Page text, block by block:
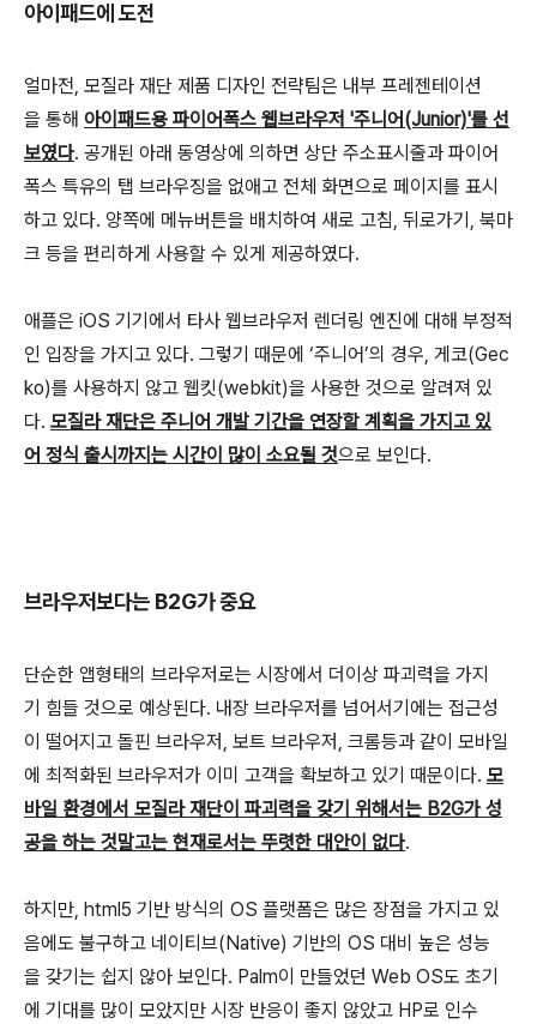
아이패드에 도전
얼마전, 모질라 재단 제품 디자인 전략팀은 내부 프레젠테이션
을 통해 아이패드용 파이어폭스 웹브라우저 '주니어(Junior)'를 선
보였다. 공개된 아래 동영상에 의하면 상단 주소표시줄과 파이어
폭스 특유의 탭 브라우징을 없애고 전체 화면으로 페이지를 표시
하고 있다. 양쪽에 메뉴버튼을 배치하여 새로 고침, 뒤로가기, 북마
크 등을 편리하게 사용할 수 있게 제공하였다.
애플은 iOS 기기에서 타사 웹브라우저 렌더링 엔진에 대해 부정적
인 입장을 가지고 있다. 그렇기 때문에 ‘주니어’의 경우, 게코(Gec
ko)를 사용하지 않고 웹킷(webkit)을 사용한 것으로 알려져 있
다. 모질라 재단은 주니어 개발 기간을 연장할 계획을 가지고 있
어 정식 출시까지는 시간이 많이 소요될 것으로 보인다.
브라우저보다는 B2G가 중요
단순한 앱형태의 브라우저로는 시장에서 더이상 파괴력을 가지
기 힘들 것으로 예상된다. 내장 브라우저를 넘어서기에는 접근성
이 떨어지고 돌핀 브라우저, 보트 브라우저, 크롬등과 같이 모바일
에 최적화된 브라우저가 이미 고객을 확보하고 있기 때문이다. 모
바일 환경에서 모질라 재단이 파괴력을 갖기 위해서는 B2G가 성
공을 하는 것말고는 현재로서는 뚜렷한 대안이 없다.
하지만, html5 기반 방식의 OS 플랫폼은 많은 장점을 가지고 있
음에도 불구하고 네이티브(Native) 기반의 OS 대비 높은 성능
을 갖기는 쉽지 않아 보인다. Palm이 만들었던 Web OS도 초기
에 기대를 많이 모았지만 시장 반응이 좋지 않았고 HP로 인수